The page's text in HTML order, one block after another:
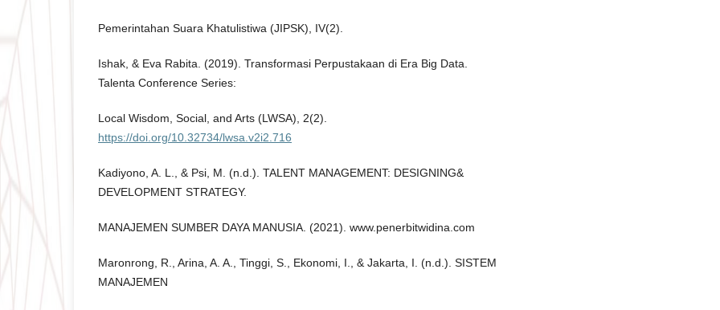
Pemerintahan Suara Khatulistiwa (JIPSK), IV(2).
Ishak, & Eva Rabita. (2019). Transformasi Perpustakaan di Era Big Data.
Talenta Conference Series:
Local Wisdom, Social, and Arts (LWSA), 2(2).
https://doi.org/10.32734/lwsa.v2i2.716
Kadiyono, A. L., & Psi, M. (n.d.). TALENT MANAGEMENT: DESIGNING&
DEVELOPMENT STRATEGY.
MANAJEMEN SUMBER DAYA MANUSIA. (2021). www.penerbitwidina.com
Maronrong, R., Arina, A. A., Tinggi, S., Ekonomi, I., & Jakarta, I. (n.d.). SISTEM
MANAJEMEN